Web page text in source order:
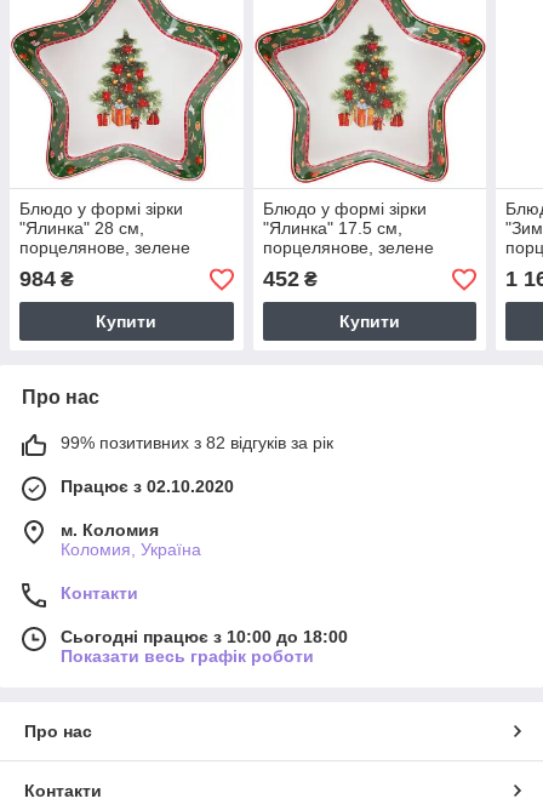
Блюдо у формі зірки
"Ялинка" 28 см,
порцелянове, зелене
984 ₴
Купити
Блюдо у формі зірки
"Ялинка" 17.5 см,
порцелянове, зелене
452₴
Купити
1
Про нас
99% позитивних з 82 відгуків за рік
Працює з 02.10.2020
м. Коломия
Коломия, Україна
Контакти
Сьогодні працює з 10:00 до 18:00
Показати весь графік роботи
Про нас
Контакти